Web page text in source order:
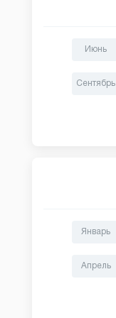
Июнь
Сентябрь
Январь
Апрель